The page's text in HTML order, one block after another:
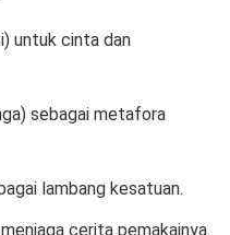
untuk cinta dan
sebagai metafora
lambang kesatuan.
cerita pemakainya.